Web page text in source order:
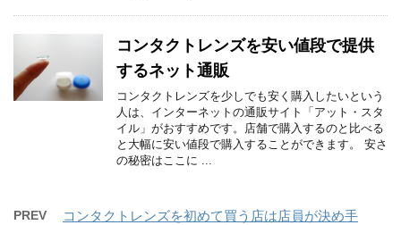
コンタクトレンズを安い値段で提供
するネット通販
コンタクトレンズを少しでも安く購入したいという
人は、インターネットの通販サイト「アット・スタ
イル」がおすすめです。店舗で購入するのと比べる
と大幅に安い値段で購入することができます。 安さ
の秘密はここに ...
PREV コンタクトレンズを初めて買う店は店員が決め手